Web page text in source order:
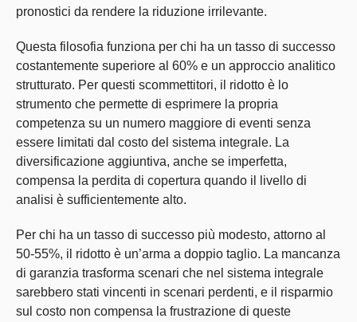
pronostici da rendere la riduzione irrilevante.
Questa filosofia funziona per chi ha un tasso di successo
costantemente superiore al 60% e un approccio analitico
strutturato. Per questi scommettitori, il ridotto è lo
strumento che permette di esprimere la propria
competenza su un numero maggiore di eventi senza
essere limitati dal costo del sistema integrale. La
diversificazione aggiuntiva, anche se imperfetta,
compensa la perdita di copertura quando il livello di
analisi è sufficientemente alto.
Per chi ha un tasso di successo più modesto, attorno al
50-55%, il ridotto è un’arma a doppio taglio. La mancanza
di garanzia trasforma scenari che nel sistema integrale
sarebbero stati vincenti in scenari perdenti, e il risparmio
sul costo non compensa la frustrazione di queste